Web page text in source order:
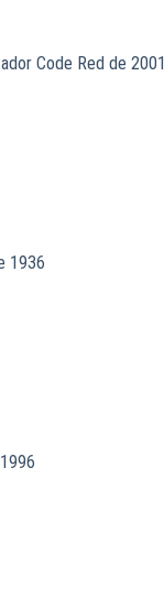
Code Red de 2001
1936